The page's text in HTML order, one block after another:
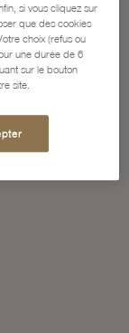
si vous cliquez sur
que des cookies
choix (refus ou
une durée de 6
sur le bouton
site.